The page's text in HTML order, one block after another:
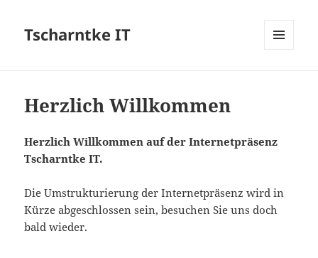
Tscharntke IT
Herzlich Willkommen
Herzlich Willkommen auf der Internetpräsenz
Tscharntke IT.
Die Umstrukturierung der Internetpräsenz wird in
Kürze abgeschlossen sein, besuchen Sie uns doch
bald wieder.